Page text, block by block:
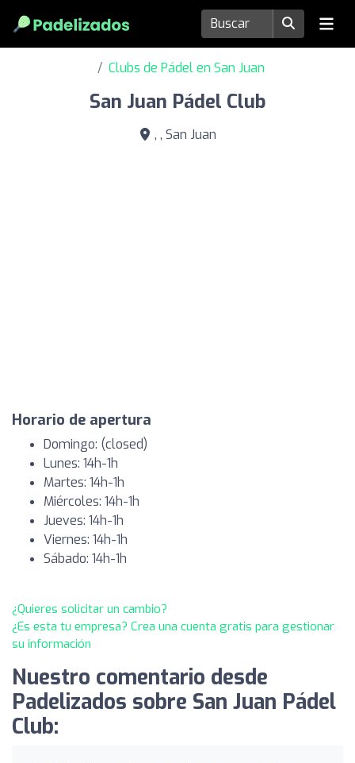
Clubs de Pádel en San Juan
San Juan Pádel Club
, , San Juan
Horario de apertura
Domingo: (closed)
Lunes: 14h-1h
Martes: 14h-1h
Miércoles: 14h-1h
Jueves: 14h-1h
Viernes: 14h-1h
Sábado: 14h-1h
¿Quieres solicitar un cambio?
¿Es esta tu empresa? Crea una cuenta gratis para gestionar
su información
Nuestro comentario desde
Padelizados sobre San Juan Pádel
Club: